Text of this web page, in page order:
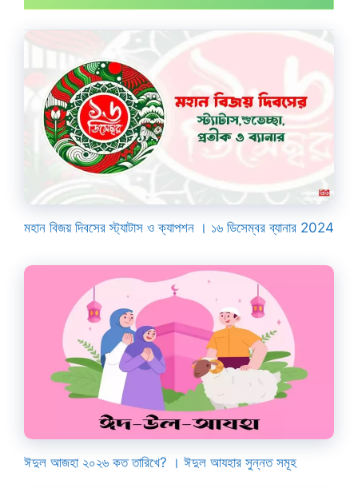
মহান বিজয় দিবসের স্ট্যাটাস ও ক্যাপশন । ১৬ ডিসেম্বর ব্যানার 2024
ঈদুল আজহা ২০২৬ কত তারিখে? । ঈদুল আযহার সুন্নত সমূহ